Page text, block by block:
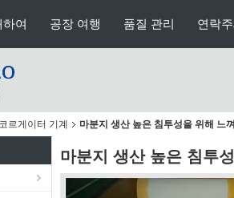
여 공장 여행 품질 관리 연락
르게이터 기계 마분지 생산 높은 침투성을 위해 느
마분지 생산 높은 침투